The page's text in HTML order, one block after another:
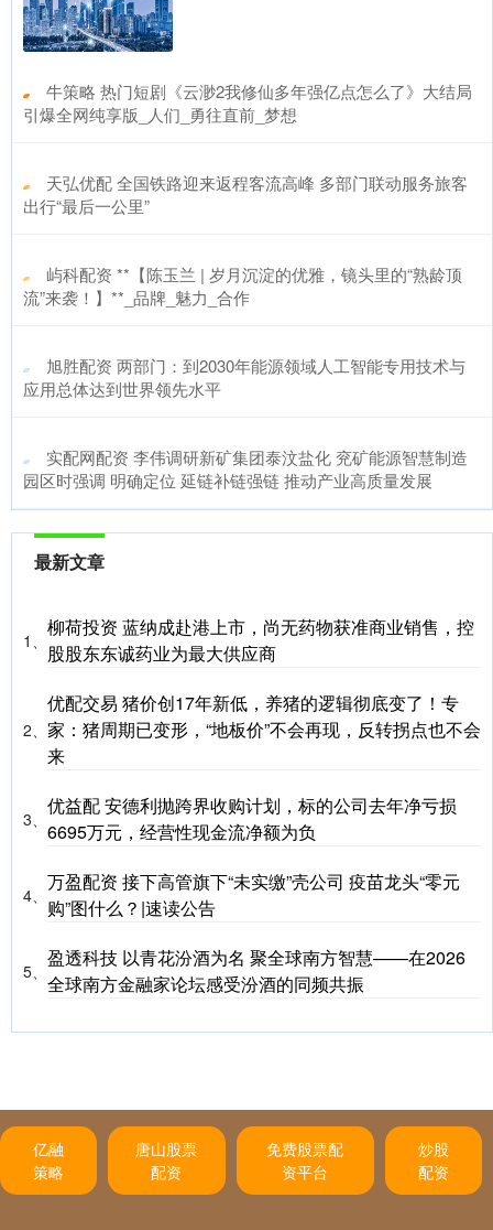
​牛策略 热门短剧《云渺2我修仙多年强亿点怎么了》大结局
引爆全网纯享版_人们_勇往直前_梦想
​天弘优配 全国铁路迎来返程客流高峰 多部门联动服务旅客
出行“最后一公里”
​屿科配资 **【陈玉兰 | 岁月沉淀的优雅，镜头里的“熟龄顶
流”来袭！】**_品牌_魅力_合作
​旭胜配资 两部门：到2030年能源领域人工智能专用技术与
应用总体达到世界领先水平
​实配网配资 李伟调研新矿集团泰汶盐化 兖矿能源智慧制造
园区时强调 明确定位 延链补链强链 推动产业高质量发展
最新文章
1、
柳荷投资 蓝纳成赴港上市，尚无药物获准商业销售，控
股股东东诚药业为最大供应商
2、
优配交易 猪价创17年新低，养猪的逻辑彻底变了！专
家：猪周期已变形，“地板价”不会再现，反转拐点也不会
来
3、
优益配 安德利抛跨界收购计划，标的公司去年净亏损
6695万元，经营性现金流净额为负
4、
万盈配资 接下高管旗下“未实缴”壳公司 疫苗龙头“零元
购”图什么？|速读公告
5、
盈透科技 以青花汾酒为名 聚全球南方智慧——在2026
全球南方金融家论坛感受汾酒的同频共振
亿融
策略
唐山股票
配资
免费股票配
资平台
炒股
配资